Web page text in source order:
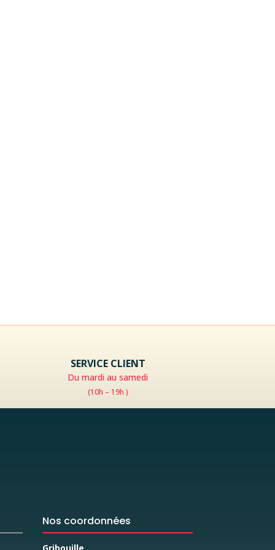
SERVICE CLIENT
Du mardi au samedi
(10h – 19h )
Nos coordonnées